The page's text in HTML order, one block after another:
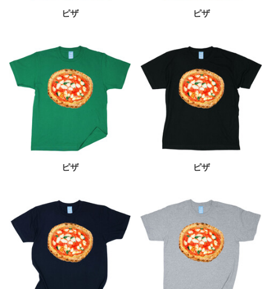
ピザ ピザ
ピザ ピザ